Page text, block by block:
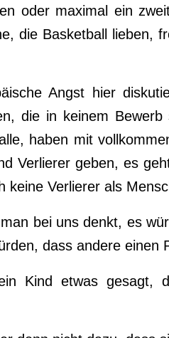
oder maximal ein
die Basketball lieben,
Angst hier
die in keinem
haben mit
Verlierer geben, es
keine Verlierer als
bei uns denkt, es
dass andere einen
Kind etwas gesagt,